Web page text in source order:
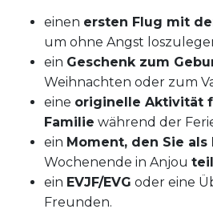
einen ersten Flug mit
um ohne Angst
ein Geschenk zum
Weihnachten oder zum
eine originelle Aktivität
Familie während der
ein Moment, den Sie als
Wochenende in Anjou
ein EVJF/EVG oder eine
Freunden.